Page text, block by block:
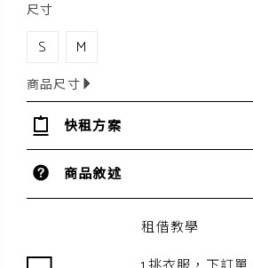
尺寸
S M
商品尺寸
快租方案
商品敘述
租借教學